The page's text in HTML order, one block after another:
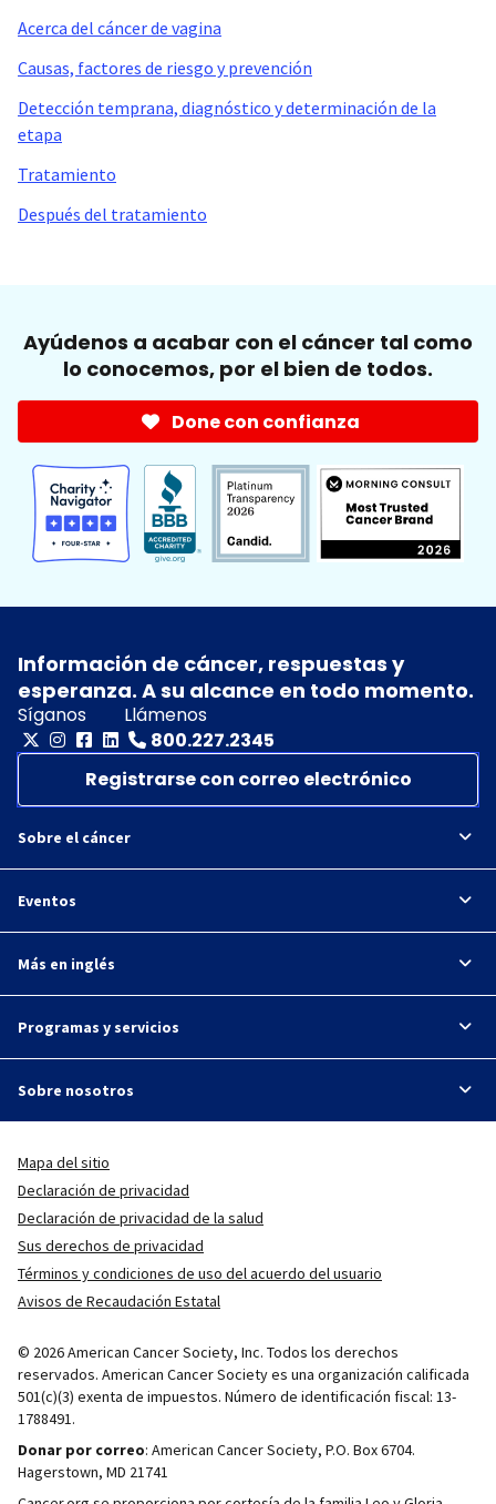
Acerca del cáncer de vagina
Causas, factores de riesgo y prevención
Detección temprana, diagnóstico y determinación de la
etapa
Tratamiento
Después del tratamiento
Ayúdenos a acabar con el cáncer tal como
lo conocemos, por el bien de todos.
Done con confianza
Información de cáncer, respuestas y
esperanza. A su alcance en todo momento.
Síganos
Llámenos
800.227.2345
Registrarse con correo electrónico
Sobre el cáncer
Eventos
Más en inglés
Programas y servicios
Sobre nosotros
Mapa del sitio
Declaración de privacidad
Declaración de privacidad de la salud
Sus derechos de privacidad
Términos y condiciones de uso del acuerdo del usuario
Avisos de Recaudación Estatal
© 2026 American Cancer Society, Inc. Todos los derechos
reservados. American Cancer Society es una organización calificada
501(c)(3) exenta de impuestos. Número de identificación fiscal: 13-
1788491.
Donar por correo: American Cancer Society, P.O. Box 6704.
Hagerstown, MD 21741